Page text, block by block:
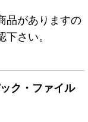
品がありますの
さい。
ク・ファイル